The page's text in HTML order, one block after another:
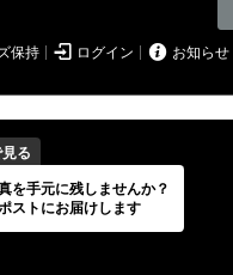
保持  ログイン  お知らせ
る
を手元に残しませんか？
ストにお届けします